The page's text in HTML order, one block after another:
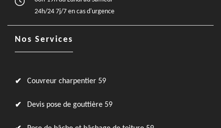
24h/24 7j/7 en cas d'urgence
Nos Services
Couvreur charpentier 59
Devis pose de gouttière 59